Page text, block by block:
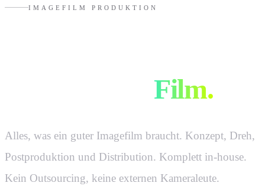
IMAGEFILM PRODUKTION
zum fertigenFilm.
Alles, was ein guter Imagefilm braucht. Konzept, Dreh,
Postproduktion und Distribution. Komplett in-house.
Kein Outsourcing, keine externen Kameraleute.